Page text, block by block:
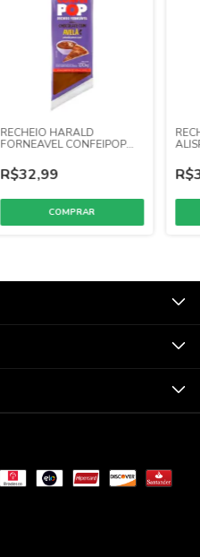
RECHEIO HARALD
FORNEAVEL CONFEIPOP
R$32,99